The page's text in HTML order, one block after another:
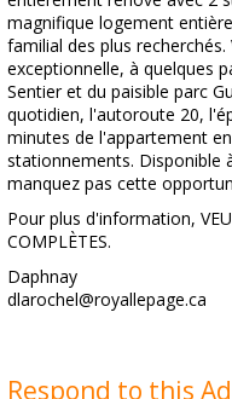
magnifique logement
familial des plus
exceptionnelle, à quelques
Sentier et du paisible parc
quotidien, l'autoroute 20,
minutes de l'appartement
stationnements. Disponible
manquez pas cette
Pour plus d'information,
COMPLÈTES.
Daphnay
dlarochel@royallepage.ca
Respond to this Ad